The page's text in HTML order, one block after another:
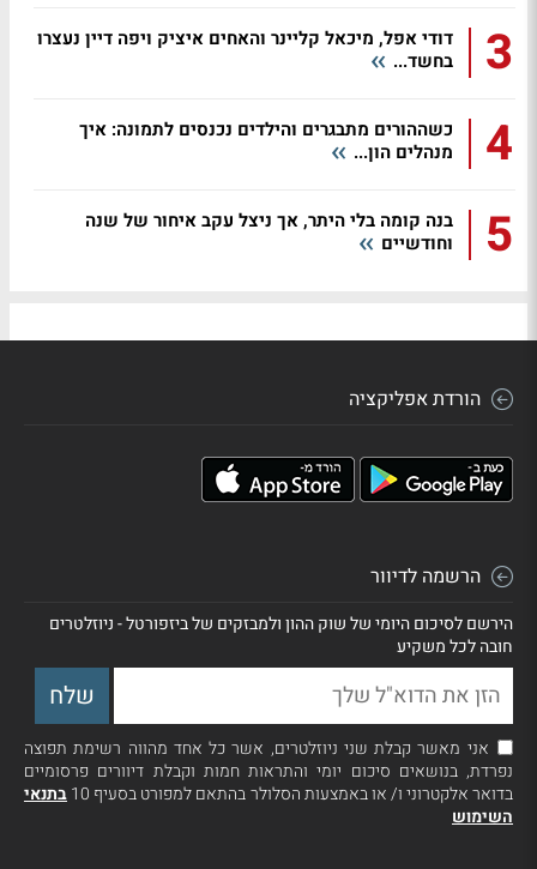
3
דודי אפל, מיכאל קליינר והאחים איציק ויפה דיין נעצרו
בחשד...
4
כשההורים מתבגרים והילדים נכנסים לתמונה: איך
מנהלים הון...
5
בנה קומה בלי היתר, אך ניצל עקב איחור של שנה
וחודשיים
הורדת אפליקציה
הרשמה לדיוור
הירשם לסיכום היומי של שוק ההון ולמבזקים של ביזפורטל - ניוזלטרים
חובה לכל משקיע
אני מאשר קבלת שני ניוזלטרים, אשר כל אחד מהווה רשימת תפוצה
נפרדת, בנושאים סיכום יומי והתראות חמות וקבלת דיוורים פרסומיים
בדואר אלקטרוני ו/ או באמצעות הסלולר בהתאם למפורט בסעיף 10
בתנאי
השימוש